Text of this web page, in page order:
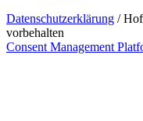
Datenschutzerklärung /
vorbehalten
Consent Management